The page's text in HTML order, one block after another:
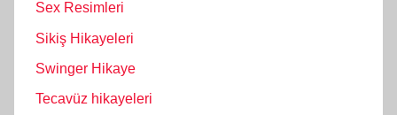
Sex Resimleri
Sikiş Hikayeleri
Swinger Hikaye
Tecavüz hikayeleri